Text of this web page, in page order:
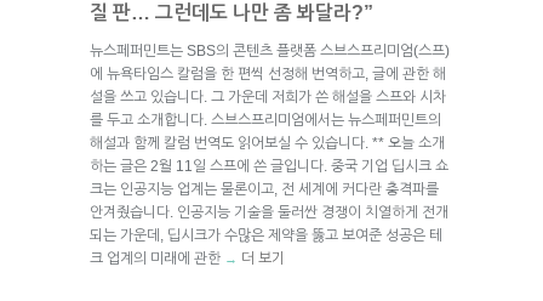
질 판… 그런데도 나만 좀 봐달라?”
뉴스페퍼민트는 SBS의 콘텐츠 플랫폼 스브스프리미엄(스프)
에 뉴욕타임스 칼럼을 한 편씩 선정해 번역하고, 글에 관한 해
설을 쓰고 있습니다. 그 가운데 저희가 쓴 해설을 스프와 시차
를 두고 소개합니다. 스브스프리미엄에서는 뉴스페퍼민트의
해설과 함께 칼럼 번역도 읽어보실 수 있습니다. ** 오늘 소개
하는 글은 2월 11일 스프에 쓴 글입니다. 중국 기업 딥시크 쇼
크는 인공지능 업계는 물론이고, 전 세계에 커다란 충격파를
안겨줬습니다. 인공지능 기술을 둘러싼 경쟁이 치열하게 전개
되는 가운데, 딥시크가 수많은 제약을 뚫고 보여준 성공은 테
크 업계의 미래에 관한 → 더 보기